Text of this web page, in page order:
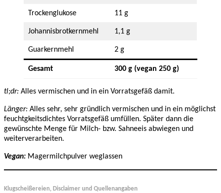
Trockenglukose 11 g
Johannisbrotkernmehl 1,1 g
Guarkernmehl 2 g
Gesamt 300 g (vegan 250 g)
tl;dr: Alles vermischen und in ein Vorratsgefäß damit.
Länger: Alles sehr, sehr gründlich vermischen und in ein möglichst
feuchtgkeitsdichtes Vorratsgefäß umfüllen. Später dann die
gewünschte Menge für Milch- bzw. Sahneeis abwiegen und
weiterverarbeiten.
Vegan: Magermilchpulver weglassen
Klugscheißereien, Disclaimer und Quellenangaben